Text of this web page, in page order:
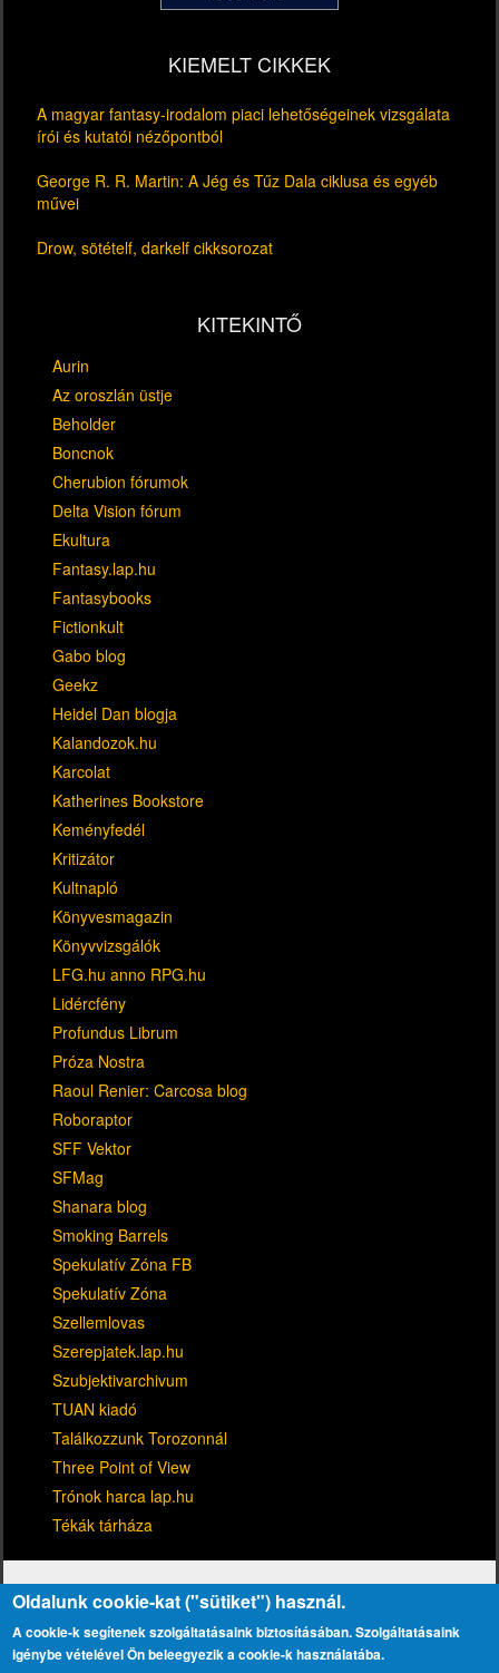
KIEMELT CIKKEK
A magyar fantasy-irodalom piaci lehetőségeinek vizsgálata
írói és kutatói nézőpontból
George R. R. Martin: A Jég és Tűz Dala ciklusa és egyéb
művei
Drow, sötételf, darkelf cikksorozat
KITEKINTŐ
Aurin
Az oroszlán üstje
Beholder
Boncnok
Cherubion fórumok
Delta Vision fórum
Ekultura
Fantasy.lap.hu
Fantasybooks
Fictionkult
Gabo blog
Geekz
Heidel Dan blogja
Kalandozok.hu
Karcolat
Katherines Bookstore
Keményfedél
Kritizátor
Kultnapló
Könyvesmagazin
Könyvvizsgálók
LFG.hu anno RPG.hu
Lidércfény
Profundus Librum
Próza Nostra
Raoul Renier: Carcosa blog
Roboraptor
SFF Vektor
SFMag
Shanara blog
Smoking Barrels
Spekulatív Zóna FB
Spekulatív Zóna
Szellemlovas
Szerepjatek.lap.hu
Szubjektivarchivum
TUAN kiadó
Találkozzunk Torozonnál
Three Point of View
Trónok harca lap.hu
Tékák tárháza
Kapcsolat Adatvédelmi tájékoztató
Oldalunk cookie-kat ("sütiket") használ.
A cookie-k segítenek szolgáltatásaink biztosításában. Szolgáltatásaink
igénybe vételével Ön beleegyezik a cookie-k használatába.